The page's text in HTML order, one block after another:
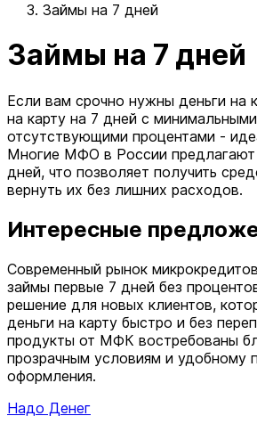
Займы на 7 дней
Займы на 7 дней
Если вам срочно нужны деньги на
на карту на 7 дней с
отсутствующими процентами -
Многие МФО в России
дней, что позволяет получить
вернуть их без лишних расходов.
Интересные
Современный рынок
займы первые 7 дней без
решение для новых клиентов,
деньги на карту быстро и без
продукты от МФК востребованы
прозрачным условиям и удобному
оформления.
Надо Денег